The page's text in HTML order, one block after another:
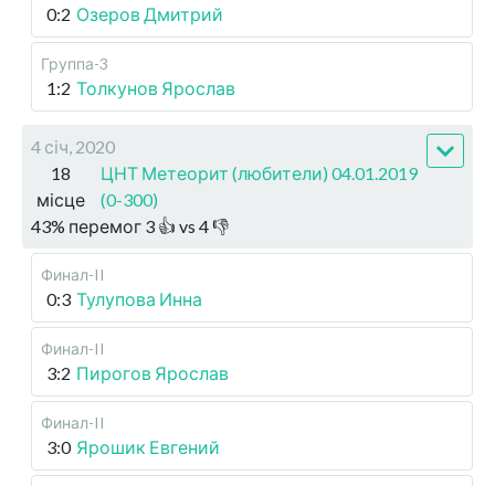
0:2 Озеров Дмитрий
Группа-3
1:2 Толкунов Ярослав
4 січ, 2020
18
місце
ЦНТ Метеорит (любители) 04.01.2019
(0-300)
43% перемог 3 👍 vs 4👎
Финал-II
0:3 Тулупова Инна
Финал-II
3:2 Пирогов Ярослав
Финал-II
3:0 Ярошик Евгений